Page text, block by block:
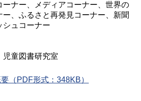
ーナー、メディアコーナー、世界の
、ふるさと再発見コーナー、新聞
シュコーナー
児童図書研究室
（PDF形式：348KB）